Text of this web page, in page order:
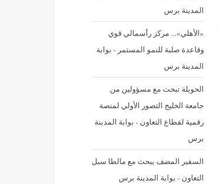
المدينة برس
«الأهلي»... مركز رأسمالي قوي
وقاعدة صلبة للنمو المستمر - بوابة
المدينة برس
الحويلة تبحث مع مسؤولين من
جامعة الخليج التصور الأولي لمنصة
رقمية لقطاع التعاون - بوابة المدينة
برس
السفير المضف يبحث مع مالطا سبل
التعاون - بوابة المدينة برس